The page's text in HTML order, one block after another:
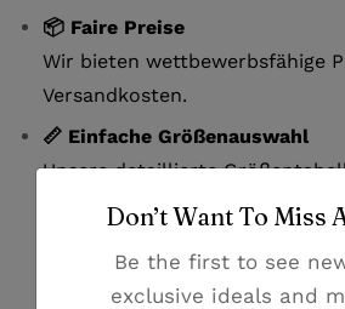
📦 Faire Preise
Wir bieten wettbewerbsfähige
Versandkosten.
📏 Einfache Größenauswahl
Unsere detaillierte
perfekte Passform zu finden.
kontaktieren Sie uns bitte per
Whatsapp.
Don’t Want To Miss
Be the first to see
exclusive ideals and